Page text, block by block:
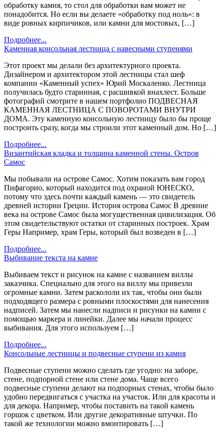
обработку камня, то стол для обработки вам может не
понадобится. Но если вы делаете «обработку под ноль«: в
виде ровных кирпичиков, или камни для мостовых, […]
Подробнее...
Каменная консольная лестница с навесными ступенями
Этот проект мы делали без архитектурного проекта.
Дизайнером и архитектором этой лестницы стал шеф
компании «Каменный успех» Юрий Москаленко. Лестница
получилась будто старинная, с расшивкой внахлест. Больше
фотографий смотрите в нашем портфолио ПОДВЕСНАЯ
КАМЕННАЯ ЛЕСТНИЦА С ПОВОРОТАМИ ВНУТРИ
ДОМА. Эту каменную консольную лестницу было бы проще
построить сразу, когда мы строили этот каменный дом. Но […]
Подробнее...
Византийская кладка и толщина каменной стены. Остров
Самос
Мы побывали на острове Самос. Хотим показать вам город
Пифагорио, который находится под охраной ЮНЕСКО,
потому что здесь почти каждый камень — это свидетель
древней истории Греции. История острова Самос В древние
века на острове Самос была могущественная цивилизация. Об
этом свидетельствуют остатки от старинных построек. Храм
Геры Например, храм Геры, который был возведен в […]
Подробнее...
Выбивание текста на камне
Выбиваем текст и рисунок на камне с названием виллы
заказчика. Специально для этого на виллу мы привезли
огромные камни. Затем раскололи их так, чтобы они были
подходящего размера с ровными плоскостями для нанесения
надписей. Затем мы нанесли надписи и рисунки на камни с
помощью маркера и линейки. Далее мы начали процесс
выбивания. Для этого используем […]
Подробнее...
Консольные лестницы и подвесные ступени из камня
Подвесные ступени можно сделать где угодно: на заборе,
стене, подпорной стене или стене дома. Чаще всего
подвесные ступени делают на подпорных стенах, чтобы было
удобно передвигаться с участка на участок. Или для красоты и
для декора. Например, чтобы поставить на такой камень
горшок с цветком. Или другие декоративные штучки. По
такой же технологии можно вмонтировать […]